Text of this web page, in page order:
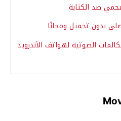
ضد الكتابة
بدون تحميل ومجانًا
الصوتية لهواتف الأندرويد